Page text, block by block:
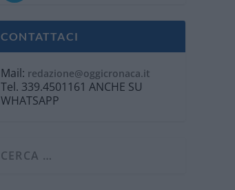
CONTATTACI
Mail: redazione@oggicronaca.it
Tel. 339.4501161 ANCHE SU
WHATSAPP